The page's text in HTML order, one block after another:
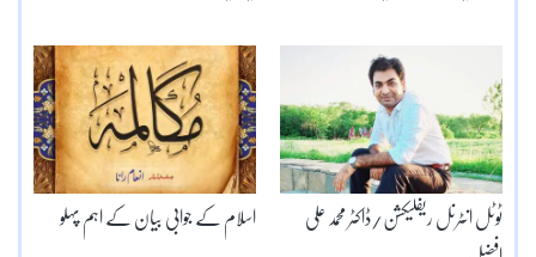
اسلام کے جوابی بیان کے اہم پہلو ٹوٹل انٹرنل ریفلیکشن/ڈاکٹر محمد علی